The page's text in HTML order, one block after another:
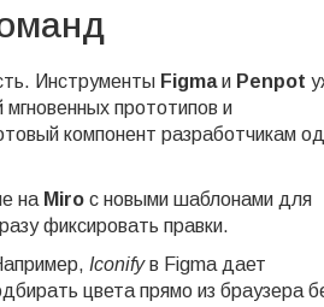
Инструменты Figmaи Penpot
прототипов и
компонент разработчикам
на Miro с новыми шаблонами для
фиксировать правки.
Iconifyв Figma дает
цвета прямо из браузера